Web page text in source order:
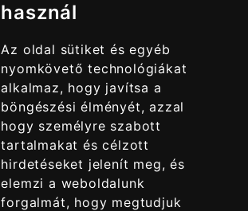
használ
Az oldal sütiket és egyéb
nyomkövető technológiákat
alkalmaz, hogy javítsa a
böngészési élményét, azzal
hogy személyre szabott
tartalmakat és célzott
hirdetéseket jelenít meg, és
elemzi a weboldalunk
forgalmát, hogy megtudjuk